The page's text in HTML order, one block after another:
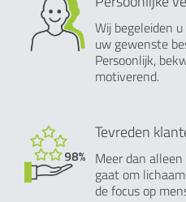
Wij begeleiden
uw gewenste
Persoonlijk,
motiverend.
Tevreden
Meer dan
gaat om
de focus op